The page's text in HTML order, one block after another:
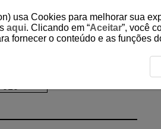
Precauções de
usa Cookies para melhorar sua
aqui. Clicando em “Aceitar”, você
fornecer o conteúdo e as funções